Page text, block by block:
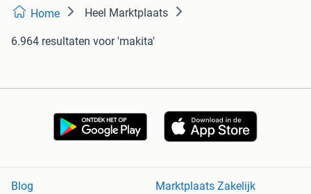
Home Heel Marktplaats
6.964 resultaten voor 'makita'
Blog
Marktplaats Zakelijk